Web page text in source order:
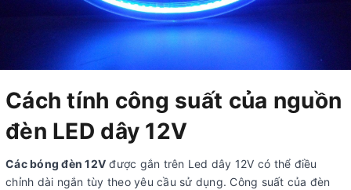
Cách tính công suất của nguồn
đèn LED dây 12V
Các bóng đèn 12V được gắn trên Led dây 12V có thể điều
chỉnh dài ngắn tùy theo yêu cầu sử dụng. Công suất của đèn